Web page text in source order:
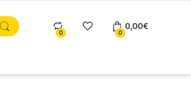
0 0
0,00€